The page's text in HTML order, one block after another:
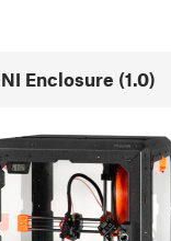
Enclosure (1.0)